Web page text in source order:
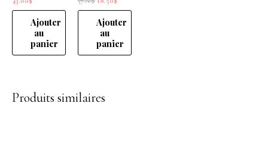
Ajouter
au
panier
Ajouter
au
panier
Produits similaires